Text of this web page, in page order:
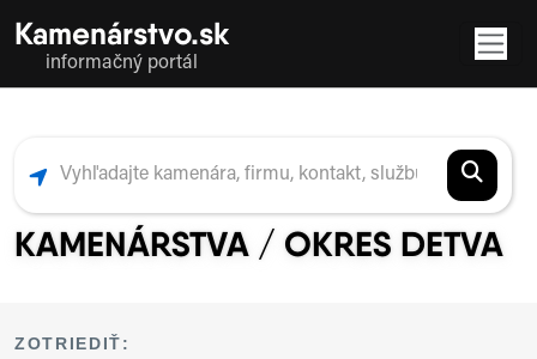
Kamenárstvo.sk
informačný portál
KAMENÁRSTVA / OKRES DETVA
ZOTRIEDIŤ: